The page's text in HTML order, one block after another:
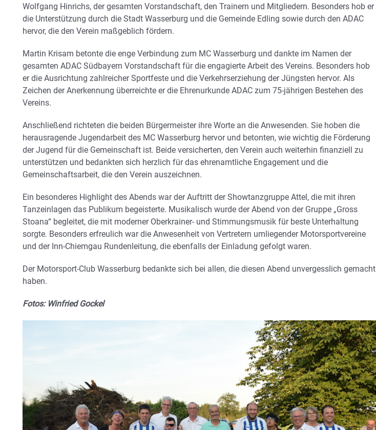
Wolfgang Hinrichs, der gesamten Vorstandschaft, den Trainern und Mitgliedern. Besonders hob er
die Unterstützung durch die Stadt Wasserburg und die Gemeinde Edling sowie durch den ADAC
hervor, die den Verein maßgeblich fördern.
Martin Krisam betonte die enge Verbindung zum MC Wasserburg und dankte im Namen der
gesamten ADAC Südbayern Vorstandschaft für die engagierte Arbeit des Vereins. Besonders hob
er die Ausrichtung zahlreicher Sportfeste und die Verkehrserziehung der Jüngsten hervor. Als
Zeichen der Anerkennung überreichte er die Ehrenurkunde ADAC zum 75-jährigen Bestehen des
Vereins.
Anschließend richteten die beiden Bürgermeister ihre Worte an die Anwesenden. Sie hoben die
herausragende Jugendarbeit des MC Wasserburg hervor und betonten, wie wichtig die Förderung
der Jugend für die Gemeinschaft ist. Beide versicherten, den Verein auch weiterhin finanziell zu
unterstützen und bedankten sich herzlich für das ehrenamtliche Engagement und die
Gemeinschaftsarbeit, die den Verein auszeichnen.
Ein besonderes Highlight des Abends war der Auftritt der Showtanzgruppe Attel, die mit ihren
Tanzeinlagen das Publikum begeisterte. Musikalisch wurde der Abend von der Gruppe „Gross
Stoana“ begleitet, die mit moderner Oberkrainer- und Stimmungsmusik für beste Unterhaltung
sorgte. Besonders erfreulich war die Anwesenheit von Vertretern umliegender Motorsportvereine
und der Inn-Chiemgau Rundenleitung, die ebenfalls der Einladung gefolgt waren.
Der Motorsport-Club Wasserburg bedankte sich bei allen, die diesen Abend unvergesslich gemacht
haben.
Fotos: Winfried Gockel